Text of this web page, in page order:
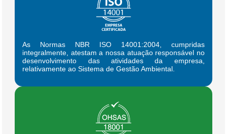
As Normas NBR ISO 14001:2004, cumpridas
integralmente, atestam a nossa atuação responsável no
desenvolvimento das atividades da empresa,
relativamente ao Sistema de Gestão Ambiental.